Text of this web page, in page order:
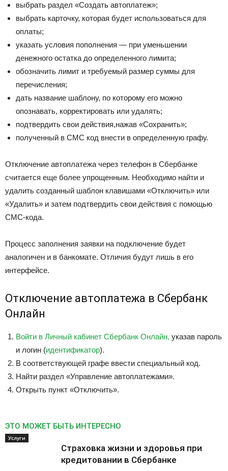
выбрать раздел «Создать автоплатеж»;
выбрать карточку, которая будет использоваться для
оплаты;
указать условия пополнения — при уменьшении
денежного остатка до определенного лимита;
обозначить лимит и требуемый размер суммы для
перечисления;
дать название шаблону, по которому его можно
опознавать, корректировать или удалять;
подтвердить свои действия,нажав «Сохранить»;
полученный в СМС код внести в определенную графу.
Отключение автоплатежа через телефон в Сбербанке
считается еще более упрощенным. Необходимо найти и
удалить созданный шаблон клавишами «Отключить» или
«Удалить» и затем подтвердить свои действия с помощью
СМС-кода.
Процесс заполнения заявки на подключение будет
аналогичен и в банкомате. Отличия будут лишь в его
интерфейсе.
Отключение автоплатежа в Сбербанк
Онлайн
Войти в Личный кабинет Сбербанк Онлайн, указав пароль
и логин (идентификатор).
В соответствующей графе ввести специальный код.
Найти раздел «Управление автоплатежами».
Открыть пункт «Отключить».
ЭТО МОЖЕТ БЫТЬ ИНТЕРЕСНО
Услуги
Страховка жизни и здоровья при
кредитовании в Сбербанке